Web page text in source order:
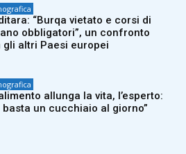
“Burqa vietato e corsi di
obbligatori”, un confronto
gli altri Paesi europei
allunga la vita, l’esperto:
basta un cucchiaio al giorno”